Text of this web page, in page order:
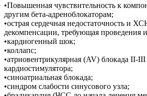
•Повышенная чувствительность к
другим бета-адреноблокаторам;
•острая сердечная недостаточность и
декомпенсации, требующая проведения
•кардиогенный шок;
•коллапс;
•атриовентрикулярная (AV) блокада II-III
кардиостимулятора;
•синоатриальная блокада;
•синдром слабости синусового узла;